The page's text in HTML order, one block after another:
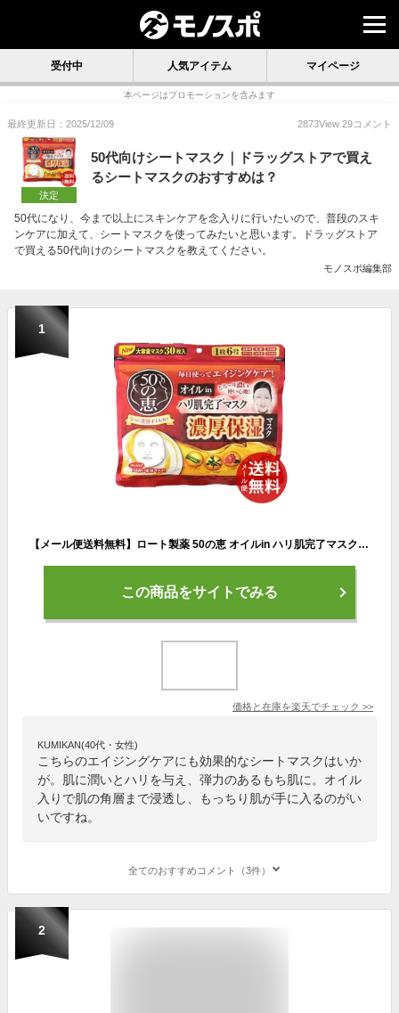
受付中 人気アイテム マイページ
本ページはプロモーションを含みます
最終更新日：2025/12/09 2873View 29コメント
決定
50代向けシートマスク｜ドラッグストアで買え
るシートマスクのおすすめは？
50代になり、今まで以上にスキンケアを念入りに行いたいので、普段のスキ
ンケアに加えて、シートマスクを使ってみたいと思います。ドラッグストア
で買える50代向けのシートマスクを教えてください。
モノスポ編集部
1
【メール便送料無料】ロート製薬 50の恵 オイルin ハリ肌完了マスク 30枚入 1個 (化粧品・スキンケア・エイジングケア)
この商品をサイトでみる
価格と在庫を楽天でチェック >>
KUMIKAN(40代・女性)
こちらのエイジングケアにも効果的なシートマスクはいか
が。肌に潤いとハリを与え、弾力のあるもち肌に。オイル
入りで肌の角層まで浸透し、もっちり肌が手に入るのがい
いですね。
全てのおすすめコメント（3件）
2